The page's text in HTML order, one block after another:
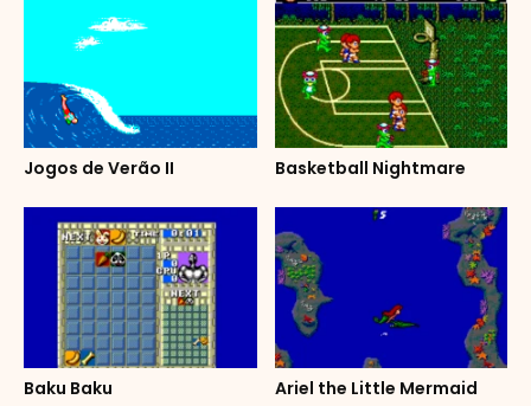
Jogos de Verão II Basketball Nightmare
Baku Baku Ariel the Little Mermaid